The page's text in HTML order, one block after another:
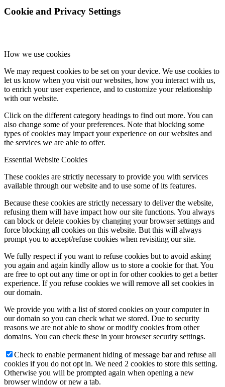
Cookie and Privacy Settings
How we use cookies
We may request cookies to be set on your device. We use cookies to
let us know when you visit our websites, how you interact with us,
to enrich your user experience, and to customize your relationship
with our website.
Click on the different category headings to find out more. You can
also change some of your preferences. Note that blocking some
types of cookies may impact your experience on our websites and
the services we are able to offer.
Essential Website Cookies
These cookies are strictly necessary to provide you with services
available through our website and to use some of its features.
Because these cookies are strictly necessary to deliver the website,
refusing them will have impact how our site functions. You always
can block or delete cookies by changing your browser settings and
force blocking all cookies on this website. But this will always
prompt you to accept/refuse cookies when revisiting our site.
We fully respect if you want to refuse cookies but to avoid asking
you again and again kindly allow us to store a cookie for that. You
are free to opt out any time or opt in for other cookies to get a better
experience. If you refuse cookies we will remove all set cookies in
our domain.
We provide you with a list of stored cookies on your computer in
our domain so you can check what we stored. Due to security
reasons we are not able to show or modify cookies from other
domains. You can check these in your browser security settings.
Check to enable permanent hiding of message bar and refuse all
cookies if you do not opt in. We need 2 cookies to store this setting.
Otherwise you will be prompted again when opening a new
browser window or new a tab.